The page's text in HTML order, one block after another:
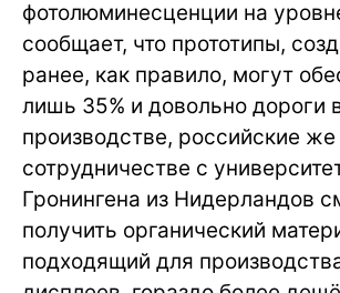
фотолюминесценции на
сообщает, что прототипы,
ранее, как правило, могут
лишь 35% и довольно дороги
производстве, российские
сотрудничестве с
Гронингена из Нидерландов
получить органический
подходящий для